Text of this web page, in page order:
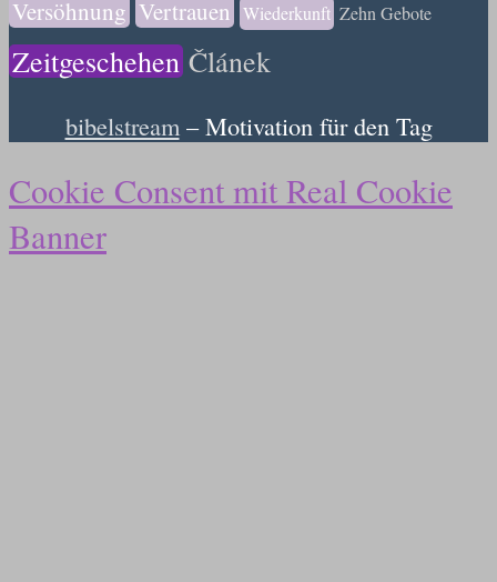
Versöhnung Vertrauen Wiederkunft Zehn Gebote
Zeitgeschehen Článek
bibelstream– Motivation für den Tag
Cookie Consent mit Real Cookie
Banner